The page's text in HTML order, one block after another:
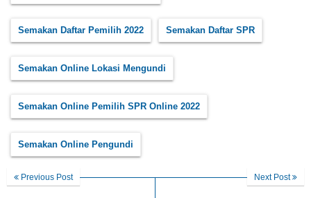
Semakan Daftar Pemilih 2022 Semakan Daftar SPR
Semakan Online Lokasi Mengundi
Semakan Online Pemilih SPR Online 2022
Semakan Online Pengundi
Previous Post Next Post